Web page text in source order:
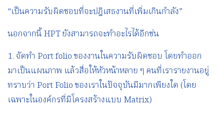
“เป็นความรับผิดชอบที่จะปฎิเสธงานที่เพิ่มเกินกำลัง”
นอกจากนี้ HPT ยังสามารถจะทำอะไรได้อีกช่น
1. จัดทำ Port folio ของงานในความรับผิดชอบ โดยทำออก
มาเป็นแผนภาพ แล้วสื่อให้หัวหน้าหลาย ๆ คนที่เรารายงานอยู่
ทราบว่า Port Folio ของเราในปัจจุบันมีมากเพียงใด (โดย
เฉพาะในองค์กรที่มีโครงสร้างแบบ Matrix)